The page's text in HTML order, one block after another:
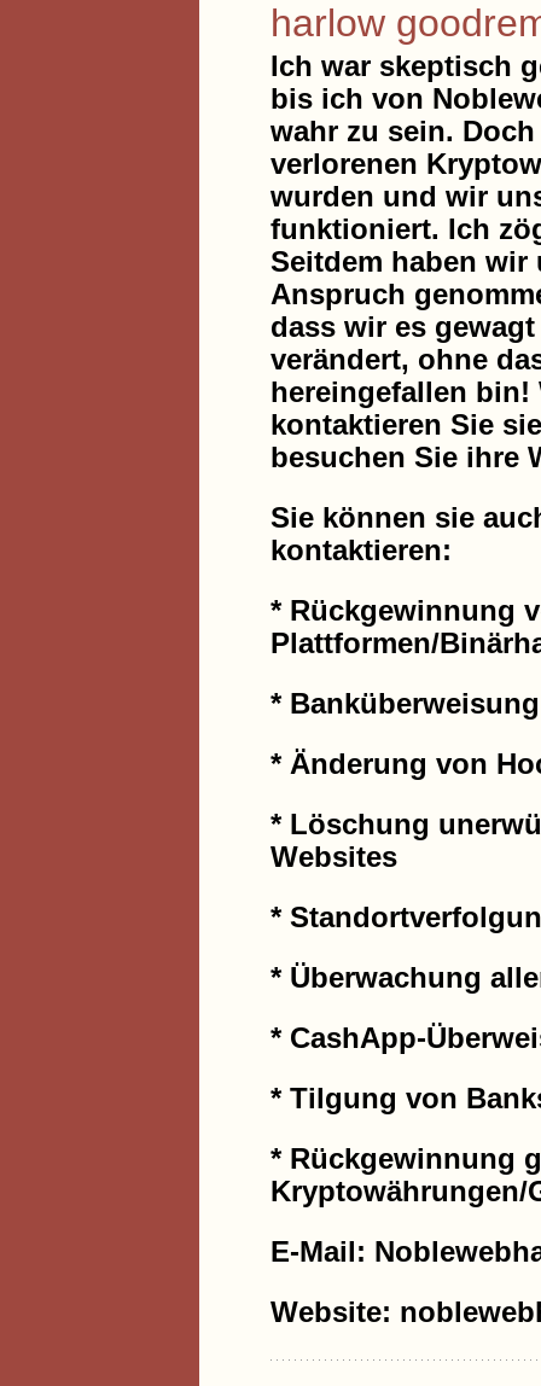
harlow
Ich war skeptisch
bis ich von
wahr zu sein.
verlorenen
wurden und wir
funktioniert. Ich
Seitdem haben
Anspruch
dass wir es
verändert, ohne
hereingefallen bin!
kontaktieren Sie
besuchen Sie ihre
Sie können sie
kontaktieren:
* Rückgewinnung
Plattformen/
* Banküberweisung
* Änderung von
* Löschung
Websites
*
* Überwachung
* CashApp-
* Tilgung von
* Rückgewinnung
Kryptowährungen/
E-Mail:
Website: